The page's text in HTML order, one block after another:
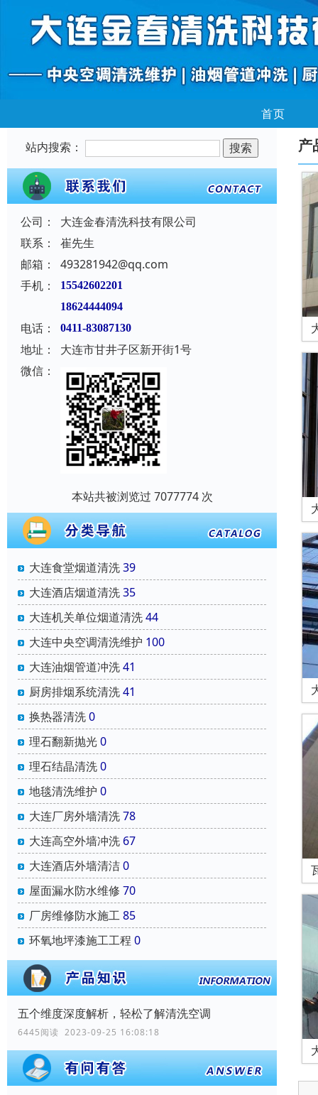
首页
站内搜索：
公司：
大连金春清洗科技有限公司
联系：
崔先生
邮箱：
493281942@qq.com
手机：
15542602201
18624444094
电话： 0411-83087130
地址：
大连市甘井子区新开街1号
微信：
本站共被浏览过 7077774 次
大连食堂烟道清洗39
大连酒店烟道清洗35
大连机关单位烟道清洗44
大连中央空调清洗维护 100
大连油烟管道冲洗41
厨房排烟系统清洗41
换热器清洗0
理石翻新抛光0
理石结晶清洗0
地毯清洗维护 0
大连厂房外墙清洗78
大连高空外墙冲洗 67
大连酒店外墙清洁0
屋面漏水防水维修 70
厂房维修防水施工85
环氧地坪漆施工工程 0
五个维度深度解析，轻松了解清洗空调
6445阅读 2023-09-25 16:08:18
产